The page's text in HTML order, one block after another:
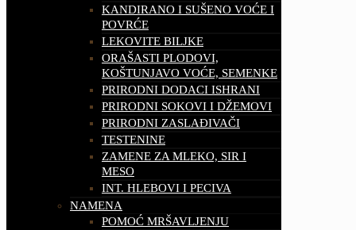
KANDIRANO I SUŠENO VOĆE I
POVRĆE
LEKOVITE BILJKE
ORAŠASTI PLODOVI,
KOŠTUNJAVO VOĆE, SEMENKE
PRIRODNI DODACI ISHRANI
PRIRODNI SOKOVI I DŽEMOVI
PRIRODNI ZASLAĐIVAČI
TESTENINE
ZAMENE ZA MLEKO, SIR I
MESO
INT. HLEBOVI I PECIVA
NAMENA
POMOĆ MRŠAVLJENJU